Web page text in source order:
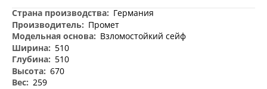
Дополнительная
информация
Германия
Промет
Взломостойкий сейф
510
510
670
259